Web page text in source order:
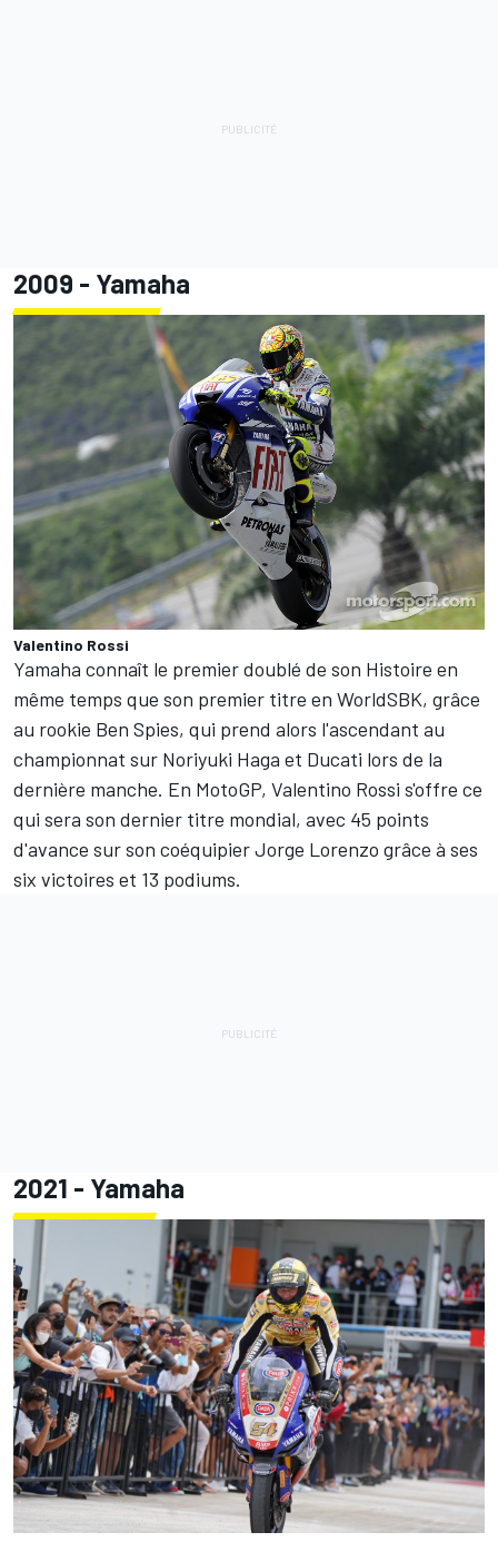
2009 - Yamaha
Valentino Rossi
Yamaha connaît le premier doublé de son Histoire en
même temps que son premier titre en WorldSBK, grâce
au rookie Ben Spies, qui prend alors l'ascendant au
championnat sur Noriyuki Haga et Ducati lors de la
dernière manche. En MotoGP, Valentino Rossi s'offre ce
qui sera son dernier titre mondial, avec 45 points
d'avance sur son coéquipier Jorge Lorenzo grâce à ses
six victoires et 13 podiums.
2021 - Yamaha